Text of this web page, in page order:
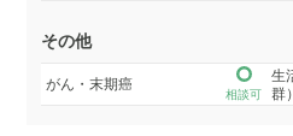
その他
がん・末期癌
相談可
生
群）